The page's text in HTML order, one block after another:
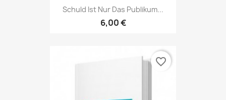
Schuld Ist Nur Das Publikum...
6,00 €
favorite_border